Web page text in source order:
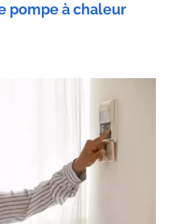
pompe à chaleur